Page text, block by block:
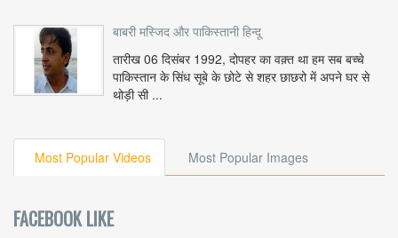
बाबरी मस्जिद और पाकिस्तानी हिन्दू
तारीख 06 दिसंबर 1992, दोपहर का वक़्त था हम सब बच्चे
पाकिस्तान के सिंध सूबे के छोटे से शहर छाछरो में अपने घर से
थोड़ी सी ...
Most Popular Videos Most Popular Images
FACEBOOK LIKE